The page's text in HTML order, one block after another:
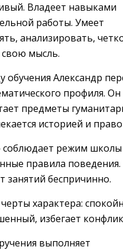
Владеет навыками
работы. Умеет
анализировать,
мысль.
обучения Александр
профиля. Он
предметы
историей и
соблюдает режим
правила
занятий беспричинно.
характера:
избегает
выполняет